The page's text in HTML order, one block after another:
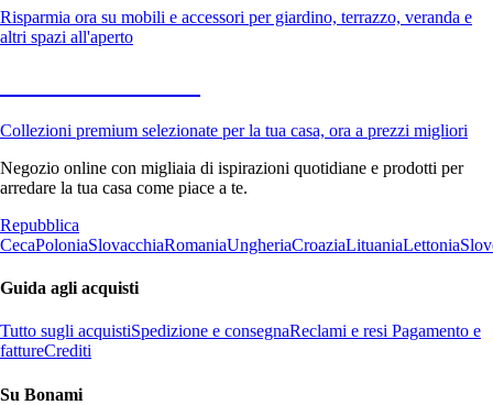
Risparmia ora su mobili e accessori per giardino, terrazzo, veranda e
altri spazi all'aperto
Collezioni premium selezionate per la tua casa, ora a prezzi migliori
Negozio online con migliaia di ispirazioni quotidiane e prodotti per
arredare la tua casa come piace a te.
Repubblica
CecaPoloniaSlovacchiaRomaniaUngheriaCroaziaLituaniaLettonia
Guida agli acquisti
Tutto sugli acquistiSpedizione e consegnaReclami e resi Pagamento e
fattureCrediti
Su Bonami